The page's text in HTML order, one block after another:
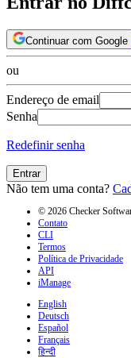
Continuar com Google
ou
Endereço de email
Senha
Redefinir senha
Entrar
Não tem uma conta?
© 2026 Checker
Contato
CLI
Termos
Política de Privacidade
API
iManage
English
Deutsch
Español
Français
हिन्दी